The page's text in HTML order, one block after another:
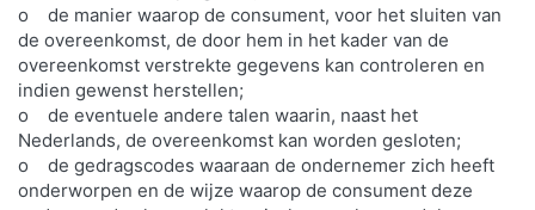
o de manier waarop de consument, voor het sluiten van
de overeenkomst, de door hem in het kader van de
overeenkomst verstrekte gegevens kan controleren en
indien gewenst herstellen;
o de eventuele andere talen waarin, naast het
Nederlands, de overeenkomst kan worden gesloten;
o de gedragscodes waaraan de ondernemer zich heeft
onderworpen en de wijze waarop de consument deze